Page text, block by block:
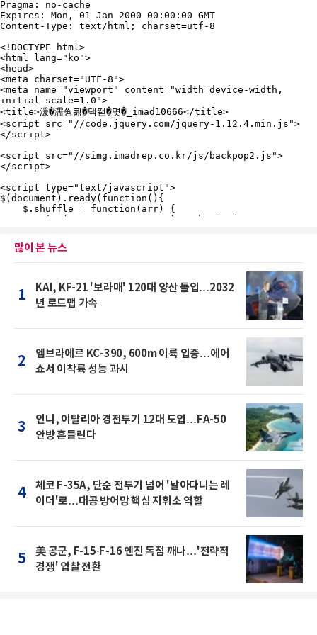
많이 본 뉴스
1
KAI, KF-21 '보라매' 120대 양산 돌입…2032
년 로드맵 가속
2
엠브라에르 KC-390, 600m 이륙 입증…에어
쇼서 이착륙 성능 과시
3
인니, 이탈리아 경전투기 12대 도입…FA-50
안방 흔들린다
4
체코 F-35A, 단순 전투기 넘어 '날아다니는 레
이더'로…대공 방어망 핵심 지휘소 역할
5
美 공군, F-15·F-16 엔진 독점 깨나…'전략적
경쟁' 입찰 전환